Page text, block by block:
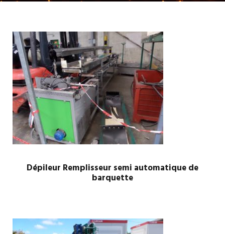
Dépileur Remplisseur semi automatique de
barquette